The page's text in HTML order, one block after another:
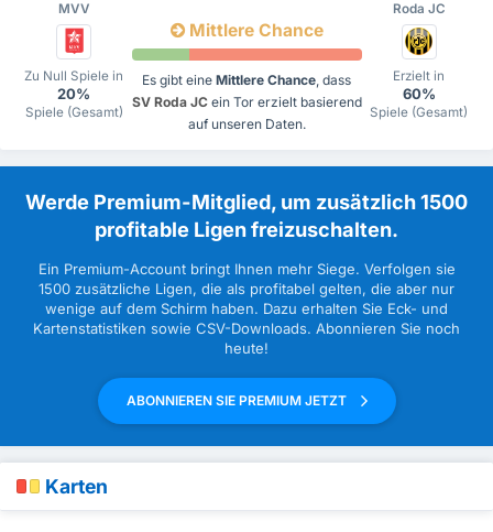
MVV Roda JC
Zu Null Spiele in
20%
Spiele (Gesamt)
Mittlere Chance
Es gibt eine Mittlere Chance , dass
SV Roda JCein Tor erzielt basierend
auf unseren Daten.
Erzielt in
60%
Spiele (Gesamt)
Werde Premium-Mitglied, um zusätzlich 1500
profitable Ligen freizuschalten.
Ein Premium-Account bringt Ihnen mehr Siege. Verfolgen sie
1500 zusätzliche Ligen, die als profitabel gelten, die aber nur
wenige auf dem Schirm haben. Dazu erhalten Sie Eck- und
Kartenstatistiken sowie CSV-Downloads. Abonnieren Sie noch
heute!
ABONNIEREN SIE PREMIUM JETZT
Karten